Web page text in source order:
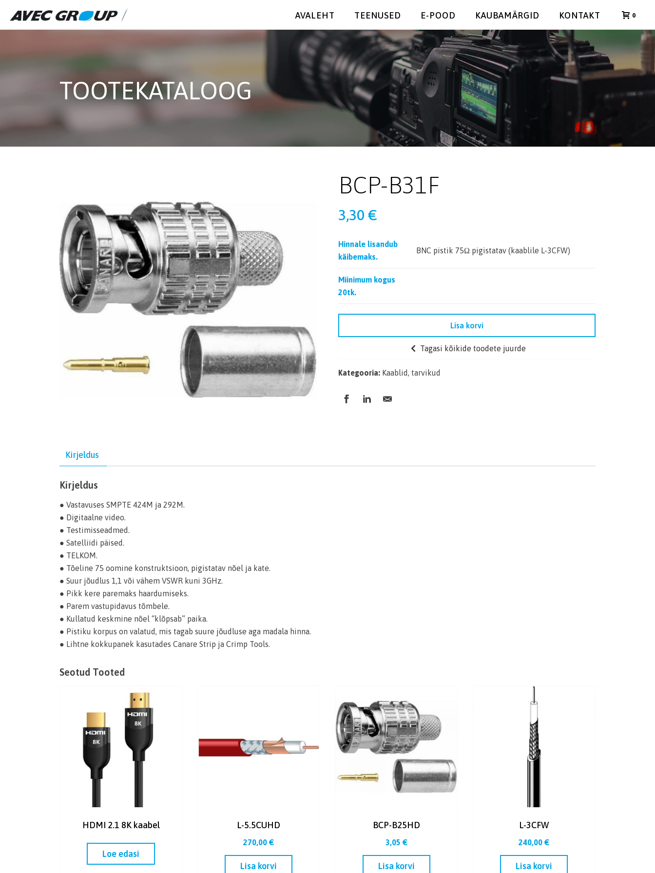
AVALEHT TEENUSED E-POOD KAUBAMÄRGID KONTAKT 0
TOOTEKATALOOG
BCP-B31F
3,30 €
Hinnale lisandub
käibemaks.
BNC pistik 75Ω pigistatav (kaablile L-3CFW)
Miinimum kogus
20tk.
Lisa korvi
Tagasi kõikide toodete juurde
Kategooria: Kaablid, tarvikud
Kirjeldus
Kirjeldus
● Vastavuses SMPTE 424M ja 292M.
● Digitaalne video.
● Testimisseadmed.
● Satelliidi päised.
● TELKOM.
● Tõeline 75 oomine konstruktsioon, pigistatav nõel ja kate.
● Suur jõudlus 1,1 või vähem VSWR kuni 3GHz.
● Pikk kere paremaks haardumiseks.
● Parem vastupidavus tõmbele.
● Kullatud keskmine nõel “klõpsab” paika.
● Pistiku korpus on valatud, mis tagab suure jõudluse aga madala hinna.
● Lihtne kokkupanek kasutades Canare Strip ja Crimp Tools.
Seotud Tooted
HDMI 2.1 8K kaabel
Loe edasi
L-5.5CUHD
270,00€
Lisa korvi
BCP-B25HD
3,05 €
Lisa korvi
L-3CFW
240,00€
Lisa korvi